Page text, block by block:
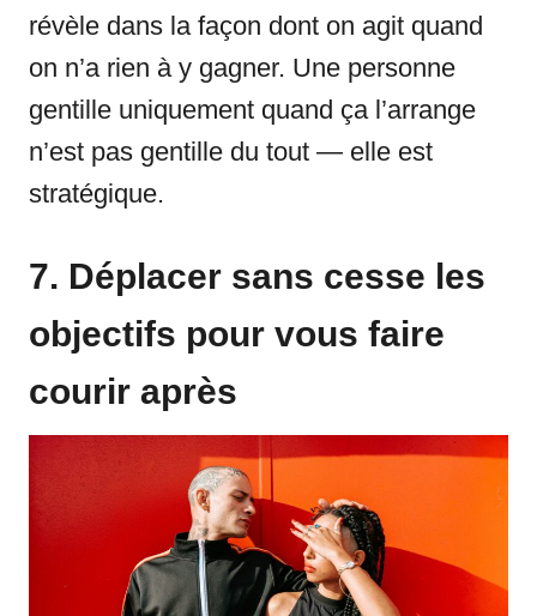
révèle dans la façon dont on agit quand
on n’a rien à y gagner. Une personne
gentille uniquement quand ça l’arrange
n’est pas gentille du tout — elle est
stratégique.
7. Déplacer sans cesse les
objectifs pour vous faire
courir après